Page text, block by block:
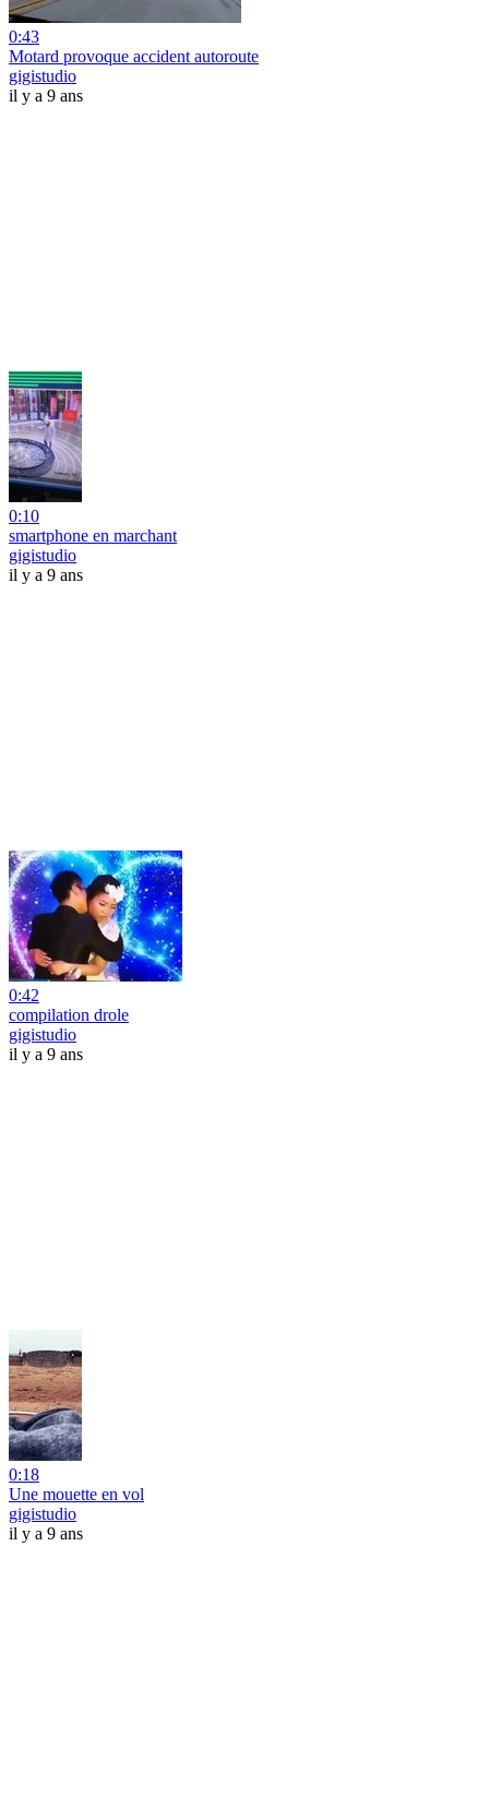
0:43
Motard provoque accident autoroute
gigistudio
il y a 9 ans
0:10
smartphone en marchant
gigistudio
il y a 9 ans
0:42
compilation drole
gigistudio
il y a 9 ans
0:18
Une mouette en vol
gigistudio
il y a 9 ans